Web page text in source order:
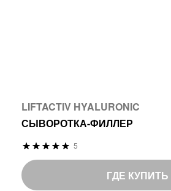
LIFTACTIV HYALURONIC
СЫВОРОТКА-ФИЛЛЕР
Р
й9
o
f
5
ГДЕ КУПИТЬ